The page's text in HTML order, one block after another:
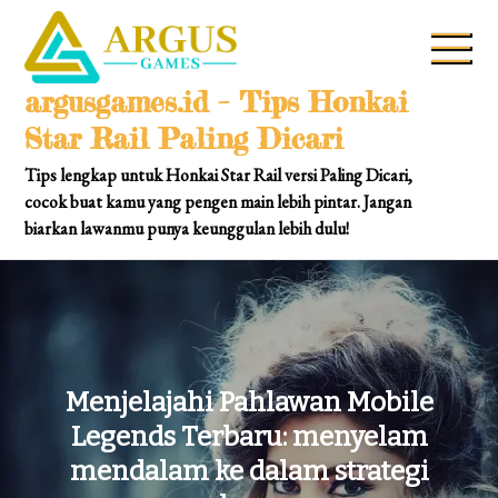
content
argusgames.id – Tips Honkai
Star Rail Paling Dicari
Tips lengkap untuk Honkai Star Rail versi Paling Dicari,
cocok buat kamu yang pengen main lebih pintar. Jangan
biarkan lawanmu punya keunggulan lebih dulu!
Menjelajahi Pahlawan Mobile
Legends Terbaru: menyelam
mendalam ke dalam strategi